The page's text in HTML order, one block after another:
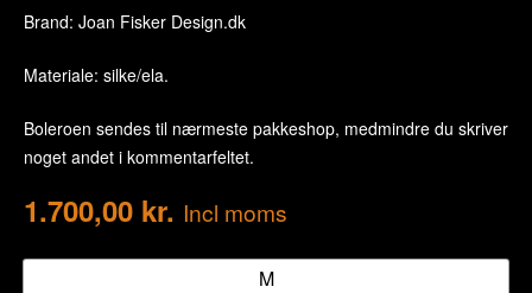
Brand: Joan Fisker Design.dk
Materiale: silke/ela.
Boleroen sendes til nærmeste pakkeshop, medmindre du skriver
noget andet i kommentarfeltet.
1.700,00 kr. Incl moms
M